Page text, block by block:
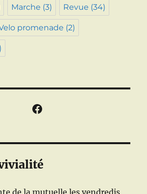
Marche (3) Revue (34)
promenade (2)
Facebook
de la mutuelle les vendredis